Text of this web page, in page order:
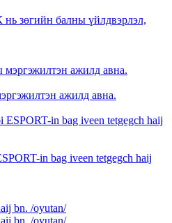
зөгийн балны үйлдвэрлэл,
ажилд авна.
in bag iveen tetgegch haij
bn. /oyutan/
bn. /oyutan/